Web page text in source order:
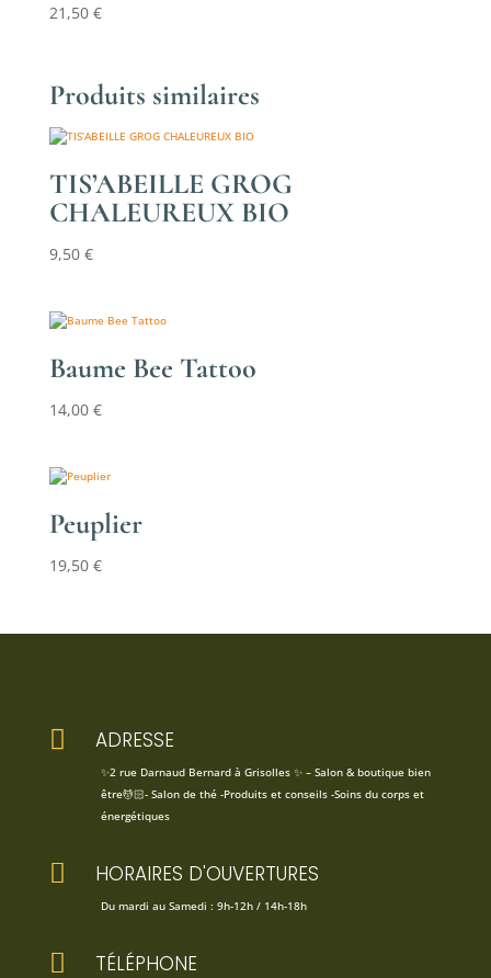
21,50 €
Produits similaires
TIS’ABEILLE GROG
CHALEUREUX BIO
9,50 €
Baume Bee Tattoo
14,00 €
Peuplier
19,50 €
 ADRESSE
✨2 rue Darnaud Bernard à Grisolles ✨ – Salon & boutique bien
être💆🏻- Salon de thé -Produits et conseils -Soins du corps et
énergétiques
 HORAIRES D'OUVERTURES
Du mardi au Samedi : 9h-12h / 14h-18h
 TÉLÉPHONE